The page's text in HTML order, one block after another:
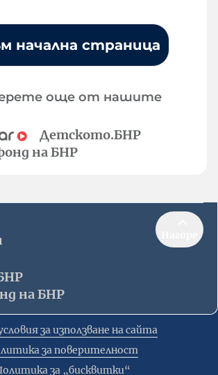
начална страница
още от нашите
Детското.БНР
на БНР
на БНР
за използване на сайта
за поверителност
за „бисквитки“